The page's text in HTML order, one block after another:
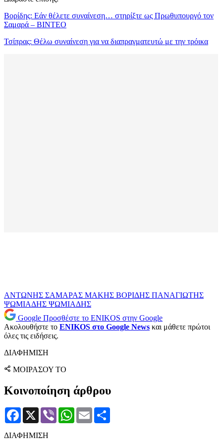
Βορίδης: Εάν θέλετε συναίνεση… στηρίξτε ως Πρωθυπουργό τον
Σαμαρά – ΒΙΝΤΕΟ
Τσίπρας: Θέλω συναίνεση για να διαπραγματευτώ με την τρόικα
ΑΝΤΩΝΗΣ ΣΑΜΑΡΑΣ ΜΑΚΗΣ ΒΟΡΙΔΗΣ ΠΑΝΑΓΙΩΤΗΣ
ΨΩΜΙΑΔΗΣ ΨΩΜΙΑΔΗΣ
Google Προσθέστε το ENIKOS στην Google
Ακολουθήστε το ENIKOS στο Google News και μάθετε πρώτοι
όλες τις ειδήσεις.
ΔΙΑΦΗΜΙΣΗ
ΜΟΙΡΑΣΟΥ ΤΟ
Κοινοποίηση άρθρου
Facebook
X Viber WhatsApp
Email
ΔΙΑΦΗΜΙΣΗ